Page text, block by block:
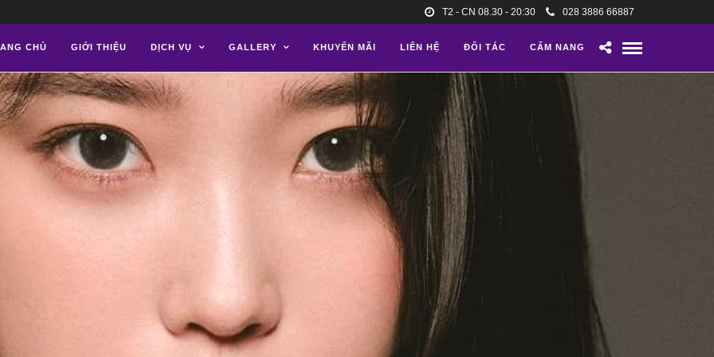
T2 - CN 08.30 - 20:30 028 3886 66887
CHỦ GIỚI THIỆU DỊCH VỤ GALLERY KHUYẾN MÃI LIÊN HỆ ĐỐI TÁC CẨM NANG